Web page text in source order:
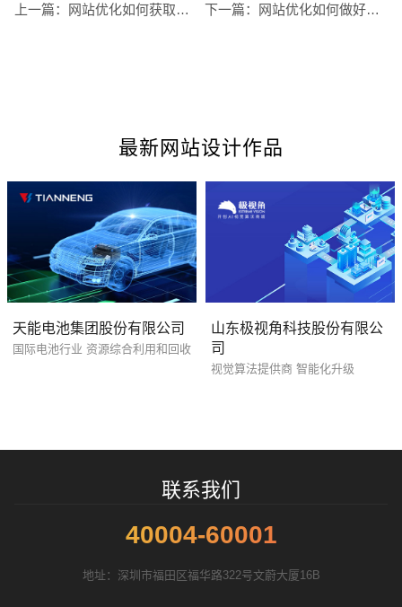
上一篇： 网站优化如何获取本地链接 下一篇： 网站优化如何做好跟踪和处理结果
最新网站设计作品
天能电池集团股份有限公司
国际电池行业 资源综合利用和回收
山东极视角科技股份有限公
司
视觉算法提供商 智能化升级
联系我们
40004-60001
地址：深圳市福田区福华路322号文蔚大厦16B
您的预算 1万-3万 5万-8万
招标项目